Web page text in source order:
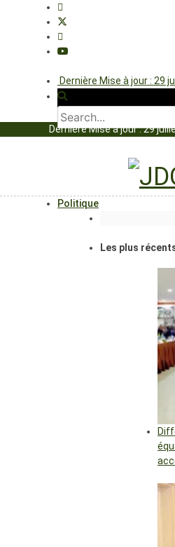
Dernière Mise à jour : 29
Dernière Mise à jour : 29
Politique
Les plus